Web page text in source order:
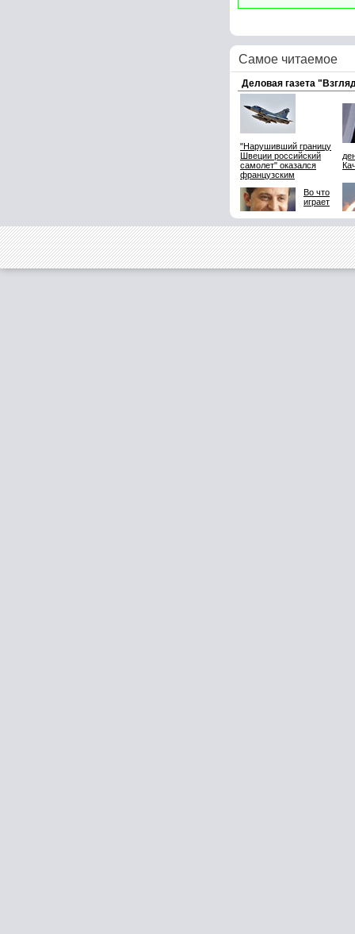
Самое читаемое